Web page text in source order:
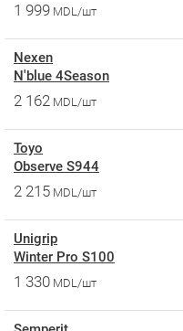
1 999 MDL/шт
Nexen
N'blue 4Season
2 162 MDL/шт
Toyo
Observe S944
2 215 MDL/шт
Unigrip
Winter Pro S100
1 330 MDL/шт